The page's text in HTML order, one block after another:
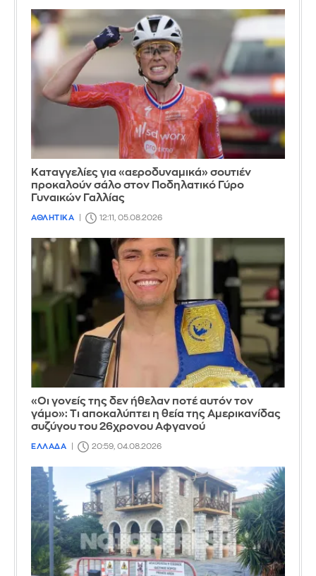
Καταγγελίες για «αεροδυναμικά» σουτιέν
προκαλούν σάλο στον Ποδηλατικό Γύρο
Γυναικών Γαλλίας
ΑΘΛΗΤΙΚΑ 12:11, 05.08.2026
«Οι γονείς της δεν ήθελαν ποτέ αυτόν τον
γάμο»: Τι αποκαλύπτει η θεία της Αμερικανίδας
συζύγου του 26χρονου Αφγανού
ΕΛΛΑΔΑ 20:59, 04.08.2026